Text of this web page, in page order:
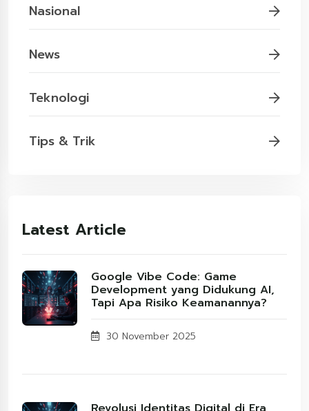
Nasional
News
Teknologi
Tips & Trik
Latest Article
Google Vibe Code: Game
Development yang Didukung AI,
Tapi Apa Risiko Keamanannya?
30 November 2025